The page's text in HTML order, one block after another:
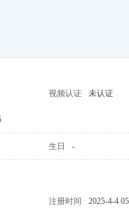
视频认证 未认证
生日 -
注册时间
2025-4-4